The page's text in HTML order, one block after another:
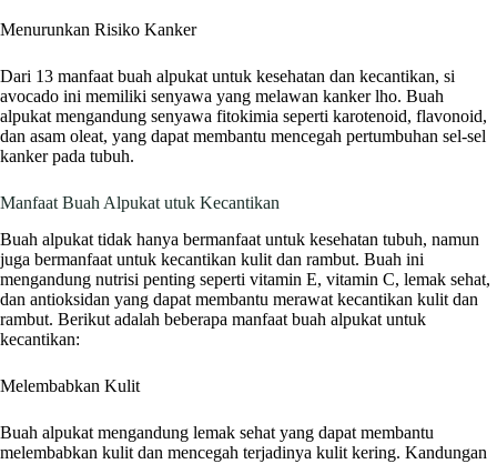
Menurunkan Risiko Kanker
Dari 13 manfaat buah alpukat untuk kesehatan dan kecantikan, si
avocado ini memiliki senyawa yang melawan kanker lho. Buah
alpukat mengandung senyawa fitokimia seperti karotenoid, flavonoid,
dan asam oleat, yang dapat membantu mencegah pertumbuhan sel-sel
kanker pada tubuh.
Manfaat Buah Alpukat utuk Kecantikan
Buah alpukat tidak hanya bermanfaat untuk kesehatan tubuh, namun
juga bermanfaat untuk kecantikan kulit dan rambut. Buah ini
mengandung nutrisi penting seperti vitamin E, vitamin C, lemak sehat,
dan antioksidan yang dapat membantu merawat kecantikan kulit dan
rambut. Berikut adalah beberapa manfaat buah alpukat untuk
kecantikan:
Melembabkan Kulit
Buah alpukat mengandung lemak sehat yang dapat membantu
melembabkan kulit dan mencegah terjadinya kulit kering. Kandungan